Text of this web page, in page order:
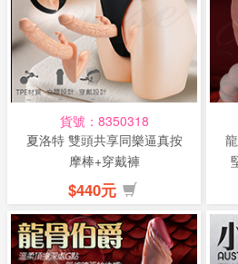
電
話
或
簡
發
說
明
貨號：8350318
夏洛特 雙頭共享同樂逼真按
摩棒+穿戴褲
$440元